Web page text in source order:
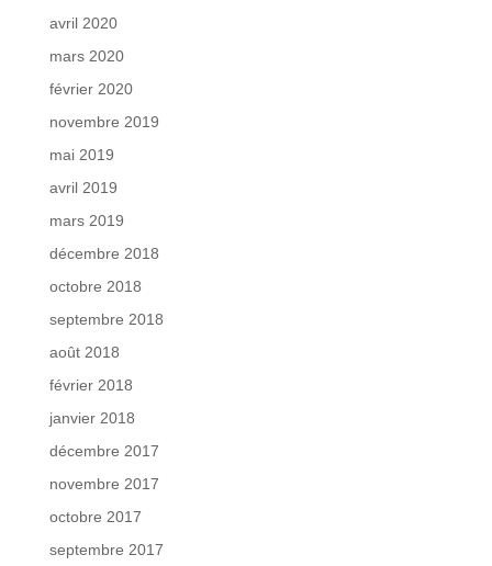
avril 2020
mars 2020
février 2020
novembre 2019
mai 2019
avril 2019
mars 2019
décembre 2018
octobre 2018
septembre 2018
août 2018
février 2018
janvier 2018
décembre 2017
novembre 2017
octobre 2017
septembre 2017